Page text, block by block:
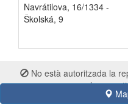
Navrátilova, 16/1334 -
Školská, 9
No està autoritzada la
sense el